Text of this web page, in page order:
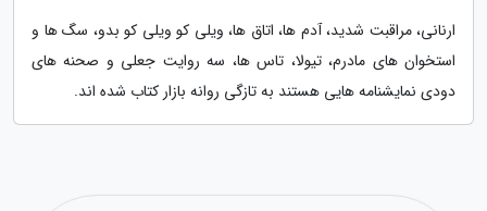
ارنانی، مراقبت شدید، آدم ها، اتاق ها، ویلی کو ویلی کو بدو، سگ ها و
استخوان های مادرم، تیولا، تاس ها، سه روایت جعلی و صحنه های
دودی نمایشنامه هایی هستند به تازگی روانه بازار کتاب شده اند.